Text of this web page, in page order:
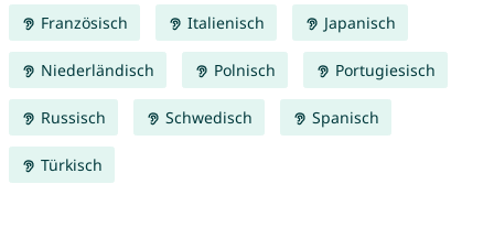
Französisch Italienisch Japanisch
Niederländisch Polnisch Portugiesisch
Russisch Schwedisch Spanisch
Türkisch